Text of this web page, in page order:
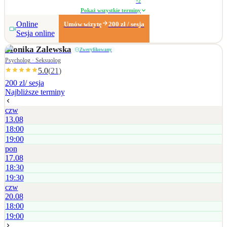
rodziny zmagające się z problemami wychowawczymi, trudnościami w
doświadczających m.in. obniżonego nastroju, lęku, stresu, poczucia
zagubienia, trudności w relacjach
Pokaż wszystkie terminy
Online
Sesja online
Umów wizytę 200 zł / sesja
Monika Zalewska Zweryfikowany
Psycholog · Seksuolog
5.0(21)
200 zl/ sesja
Najbliższe terminy
czw
13.08
18:00
19:00
pon
17.08
18:30
19:30
czw
20.08
18:00
19:00